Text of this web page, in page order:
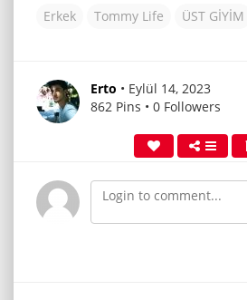
Erkek Tommy Life ÜST GİYİM
Erto • Eylül 14, 2023
862 Pins • 0 Followers